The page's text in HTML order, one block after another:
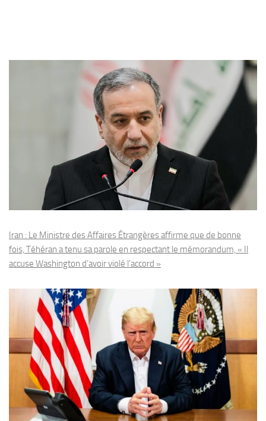
Iran : Le Ministre des Affaires Étrangères affirme que de bonne
fois, Téhéran a tenu sa parole en respectant le mémorandum, « Il
accuse Washington d’avoir violé l’accord »